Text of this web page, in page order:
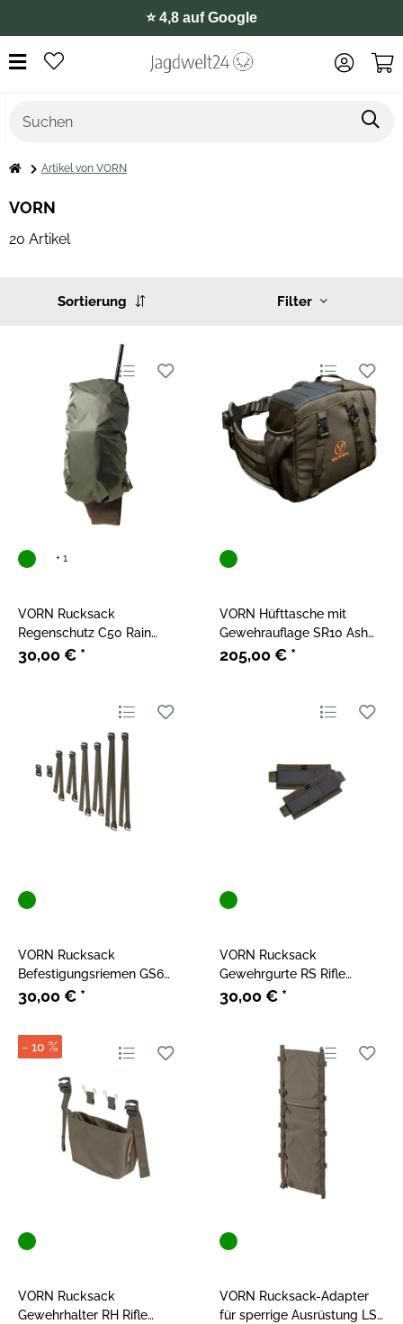
⭐️ 4,8 auf Google
Artikel von VORN
VORN
20 Artikel
Filter
Sortierung
+ 1
VORN Rucksack
Regenschutz C50 Rain
Cover
30,00 € *
VORN Hüfttasche mit
Gewehrauflage SR10 Ash
Green
205,00 € *
VORN Rucksack
Befestigungsriemen GS6
Gate Strap Set Ash Green
30,00 € *
VORN Rucksack
Gewehrgurte RS Rifle
Straps Ash Green
30,00 € *
- 10 %
VORN Rucksack
Gewehrhalter RH Rifle
VORN Rucksack-Adapter
für sperrige Ausrüstung LS